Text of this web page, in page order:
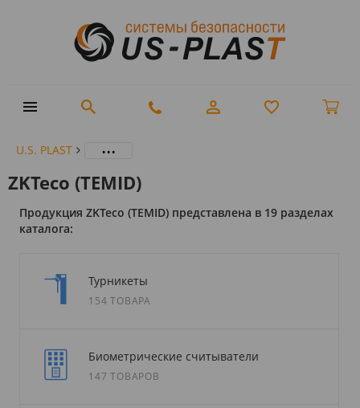
U.S. PLAST ...
ZKTeco (TEMID)
Продукция ZKTeco (TEMID) представлена в 19 разделах
каталога:
Турникеты
154 ТОВАРА
Биометрические считыватели
147 ТОВАРОВ